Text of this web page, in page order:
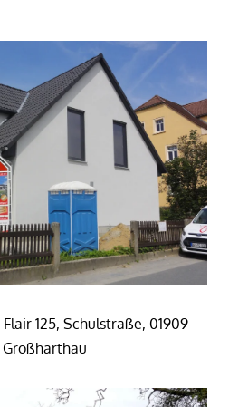
Flair 125, Schulstraße, 01909
Großharthau